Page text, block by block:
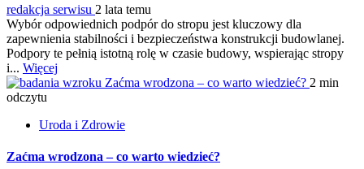
redakcja serwisu 2 lata temu
Wybór odpowiednich podpór do stropu jest kluczowy dla
zapewnienia stabilności i bezpieczeństwa konstrukcji budowlanej.
Podpory te pełnią istotną rolę w czasie budowy, wspierając stropy
i... Więcej
Zaćma wrodzona – co warto wiedzieć? 2 min
odczytu
Uroda i Zdrowie
Zaćma wrodzona – co warto wiedzieć?